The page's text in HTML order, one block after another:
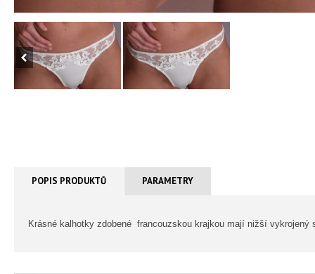
POPIS PRODUKTŮ PARAMETRY
Krásné kalhotky zdobené francouzskou krajkou mají nižší